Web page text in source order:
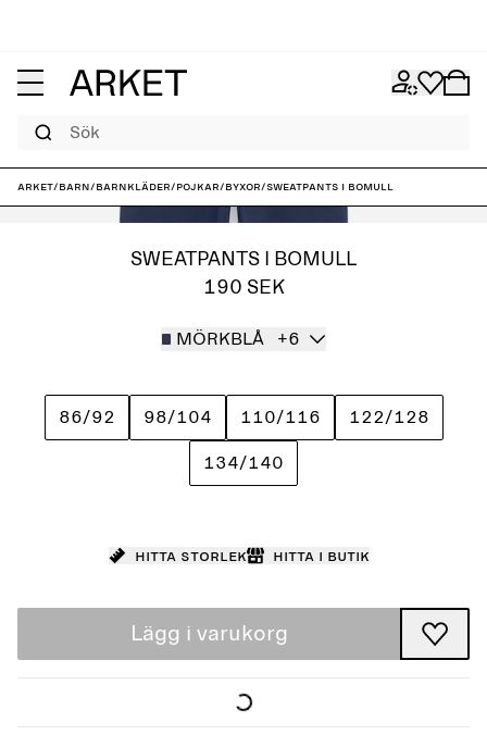
ARKET/Barn/Barnkläder/Pojkar/Byxor/Sweatpants i bomull
SWEATPANTS I BOMULL
190 SEK
MÖRKBLÅ +6
86/92 98/104 110/116 122/128
134/140
Hitta storlek Hitta i butik
Lägg i varukorg